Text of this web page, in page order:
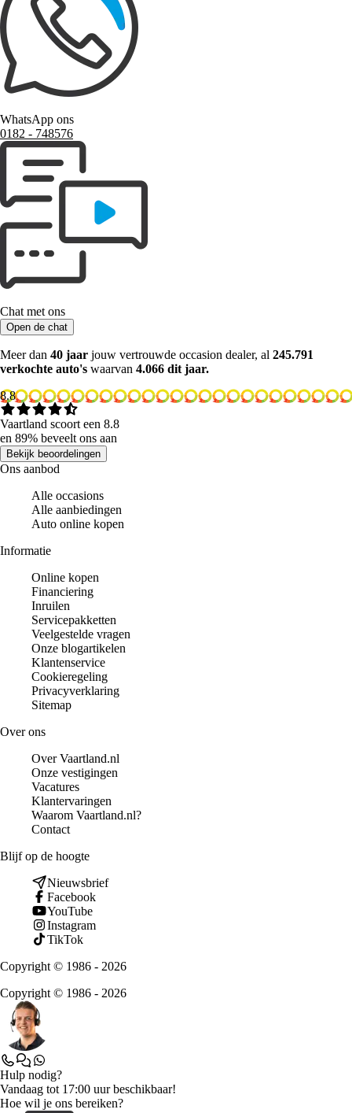
WhatsApp ons
0182 ‑ 748576
Chat met ons
Open de chat
Meer dan 40 jaar jouw vertrouwde occasion dealer, al 245.791
verkochte auto's waarvan 4.066 dit jaar.
8.8
Vaartland scoort een 8.8
en 89% beveelt ons aan
Bekijk beoordelingen
Ons aanbod
Alle occasions
Alle aanbiedingen
Auto online kopen
Informatie
Online kopen
Financiering
Inruilen
Servicepakketten
Veelgestelde vragen
Onze blogartikelen
Klantenservice
Cookieregeling
Privacyverklaring
Sitemap
Over ons
Over Vaartland.nl
Onze vestigingen
Vacatures
Klantervaringen
Waarom Vaartland.nl?
Contact
Blijf op de hoogte
Nieuwsbrief
Facebook
YouTube
Instagram
TikTok
Copyright © 1986 - 2026
Copyright © 1986 - 2026
Hulp nodig?
Vandaag tot 17:00 uur beschikbaar!
Hoe wil je ons bereiken?